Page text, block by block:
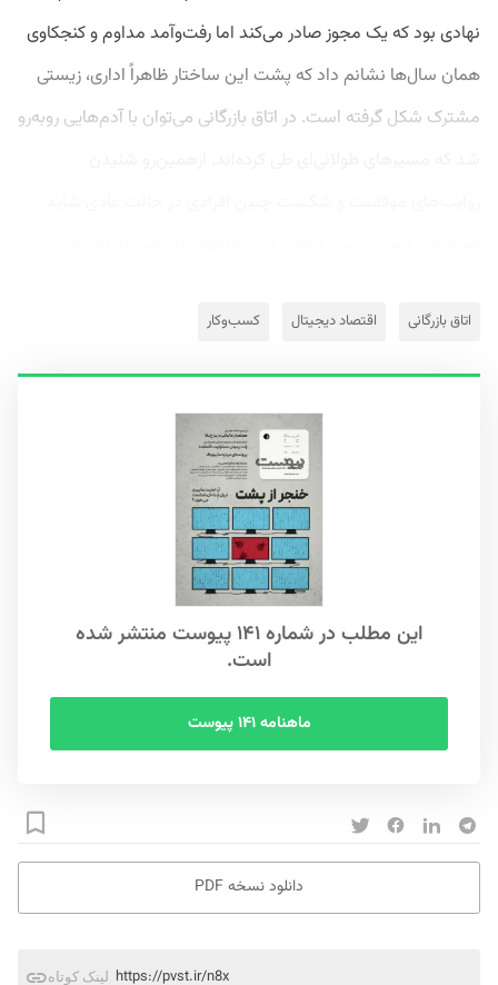
نهادی بود که یک مجوز صادر می‌کند اما رفت‌و‌آمد مداوم و کنجکاوی
همان سال‌ها نشانم داد که پشت این ساختار ظاهراً اداری، زیستی
مشترک شکل گرفته است. در اتاق بازرگانی می‌توان با آدم‌هایی روبه‌رو
اتاق بازرگانی اقتصاد دیجیتال کسب‌وکار
این مطلب در شماره ۱۴۱ پیوست منتشر شده
است.
ماهنامه ۱۴۱ پیوست
دانلود نسخه PDF
لینک کوتاه https://pvst.ir/n8x